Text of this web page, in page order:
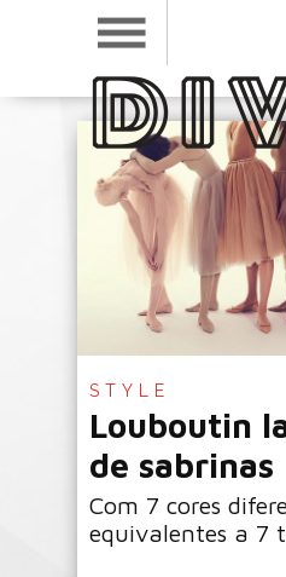
STYLE
Louboutin
de sabrinas
Com 7 cores
equivalentes a 7